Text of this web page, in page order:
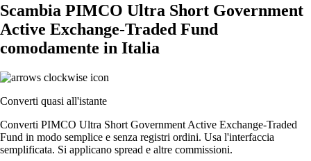
Scambia PIMCO Ultra Short Government
Active Exchange-Traded Fund
comodamente in Italia
Converti quasi all'istante
Converti PIMCO Ultra Short Government Active Exchange-Traded
Fund in modo semplice e senza registri ordini. Usa l'interfaccia
semplificata. Si applicano spread e altre commissioni.